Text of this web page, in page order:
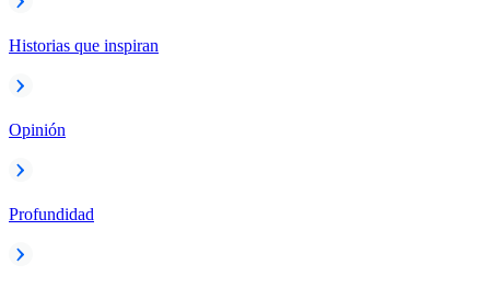
Historias que inspiran
Opinión
Profundidad